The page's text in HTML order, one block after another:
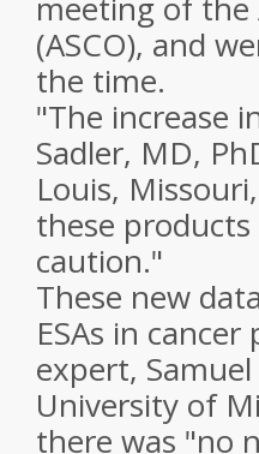
(ASCO), and
the time.
"The increase
Sadler, MD,
Louis,
these
caution."
These new
ESAs in
expert,
University of
there was "no